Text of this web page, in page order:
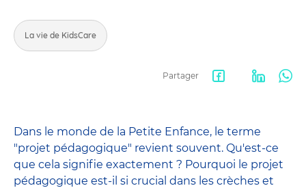
La vie de KidsCare
Partager
Dans le monde de la Petite Enfance, le terme
"projet pédagogique" revient souvent. Qu'est-ce
que cela signifie exactement ? Pourquoi le projet
pédagogique est-il si crucial dans les crèches et